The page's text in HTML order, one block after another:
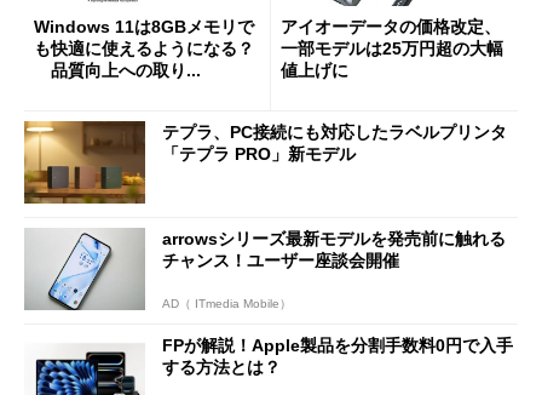
Windows 11は8GBメモリで
も快適に使えるようになる？
品質向上への取り...
アイオーデータの価格改定、
一部モデルは25万円超の大幅
値上げに
テプラ、PC接続にも対応したラベルプリンタ
「テプラ PRO」新モデル
arrowsシリーズ最新モデルを発売前に触れる
チャンス！ユーザー座談会開催
AD（ ITmedia Mobile）
FPが解説！Apple製品を分割手数料0円で入手
する方法とは？